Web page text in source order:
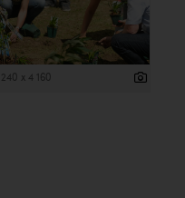
240 x 4 160